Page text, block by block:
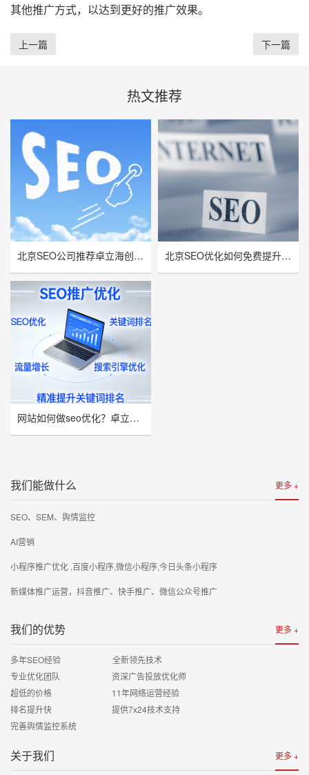
其他推广方式，以达到更好的推广效果。
上一篇 下一篇
热文推荐
北京SEO公司推荐卓立海创，用技术实力赋能企业线上增长 北京SEO优化如何免费提升网站流量与曝光率？
网站如何做seo优化？卓立海创推荐
更多 +
我们能做什么
SEO、SEM、舆情监控
AI营销
小程序推广优化 ,百度小程序,微信小程序,今日头条小程序
新媒体推广运营，抖音推广、快手推广、微信公众号推广
更多 +
我们的优势
多年SEO经验 全新领先技术
专业优化团队 资深广告投放优化师
超低的价格 11年网络运营经验
排名提升快 提供7x24技术支持
完善舆情监控系统
更多 +
关于我们